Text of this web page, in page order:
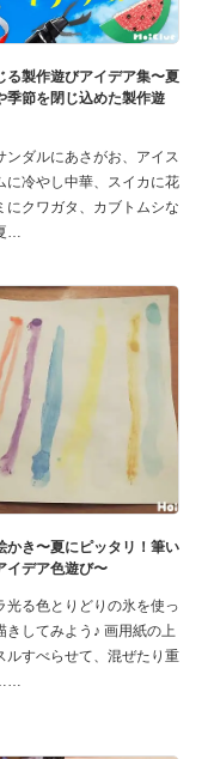
る製作遊びアイデア集〜夏
季節を閉じ込めた製作遊
ンダルにあさがお、アイス
に冷やし中華、スイカに花
にクワガタ、カブトムシな
かき〜夏にピッタリ！筆い
イデア色遊び〜
光る色とりどりの氷を使っ
てみよう♪ 画用紙の上
ルすべらせて、混ぜたり重